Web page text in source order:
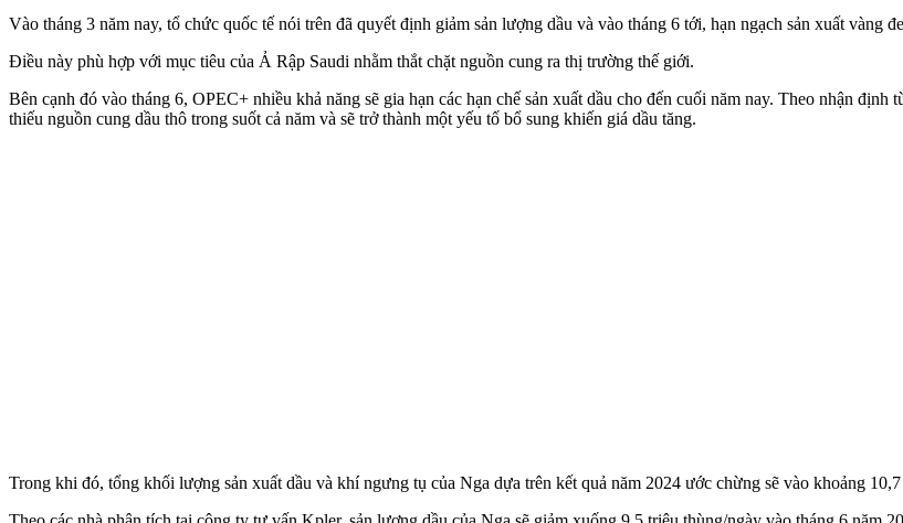
Vào tháng 3 năm nay, tổ chức quốc tế nói trên đã quyết định giảm sản lượng dầu và vào tháng 6 tới, hạn ngạch sản xuất vàng
Điều này phù hợp với mục tiêu của Ả Rập Saudi nhằm thắt chặt nguồn cung ra thị trường thế giới.
Bên cạnh đó vào tháng 6, OPEC+ nhiều khả năng sẽ gia hạn các hạn chế sản xuất dầu cho đến cuối năm nay. Theo nhận
thiếu nguồn cung dầu thô trong suốt cả năm và sẽ trở thành một yếu tố bổ sung khiến giá dầu tăng.
Trong khi đó, tổng khối lượng sản xuất dầu và khí ngưng tụ của Nga dựa trên kết quả năm 2024 ước chừng sẽ vào khoảng